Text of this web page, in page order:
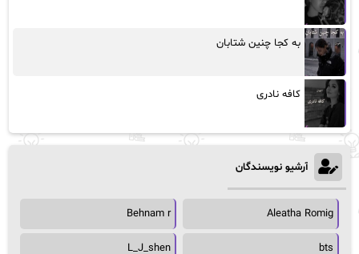
به کجا چنین شتابان
کافه نادری
آرشیو نویسندگان
Aleatha Romig
Behnam r
bts
L_J_shen